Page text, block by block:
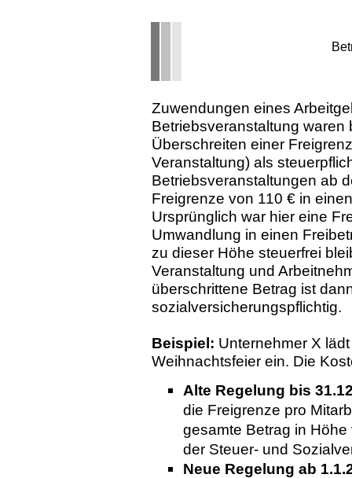
Zuwendungen eines
Betriebsveranstaltung
Überschreiten einer
Veranstaltung) als
Betriebsveranstaltungen ab
Freigrenze von 110 € in
Ursprünglich war hier eine
Umwandlung in einen
zu dieser Höhe steuerfrei
Veranstaltung und
überschrittene Betrag ist
sozialversicherungspflichtig.
Beispiel: Unternehmer X
Weihnachtsfeier ein. Die
Alte Regelung bis
die Freigrenze pro
gesamte Betrag in
der Steuer- und
Neue Regelung ab